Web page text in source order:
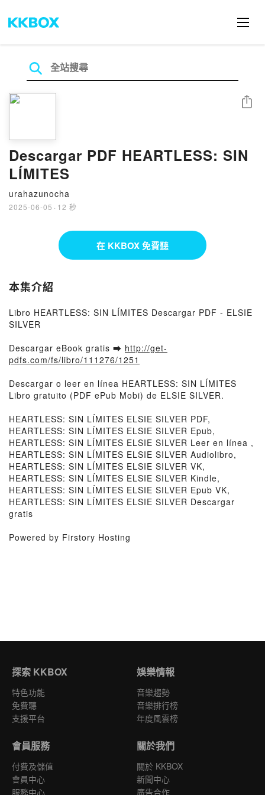
Descargar PDF HEARTLESS: SIN
LÍMITES
urahazunocha
2025-06-05 · 12 秒
分享
在 KKBOX 免費聽
本集介紹
Libro HEARTLESS: SIN LÍMITES Descargar PDF - ELSIE
SILVER
Descargar eBook gratis ➡ http://get-
pdfs.com/fs/libro/111276/1251
Descargar o leer en línea HEARTLESS: SIN LÍMITES
Libro gratuito (PDF ePub Mobi) de ELSIE SILVER.
HEARTLESS: SIN LÍMITES ELSIE SILVER PDF,
HEARTLESS: SIN LÍMITES ELSIE SILVER Epub,
HEARTLESS: SIN LÍMITES ELSIE SILVER Leer en línea ,
HEARTLESS: SIN LÍMITES ELSIE SILVER Audiolibro,
HEARTLESS: SIN LÍMITES ELSIE SILVER VK,
HEARTLESS: SIN LÍMITES ELSIE SILVER Kindle,
HEARTLESS: SIN LÍMITES ELSIE SILVER Epub VK,
HEARTLESS: SIN LÍMITES ELSIE SILVER Descargar
gratis
Powered by Firstory Hosting
探索 KKBOX
特色功能
免費聽
支援平台
娛樂情報
音樂趨勢
音樂排行榜
年度風雲榜
會員服務
付費及儲值
會員中心
服務中心
關於我們
關於 KKBOX
新聞中心
廣告合作